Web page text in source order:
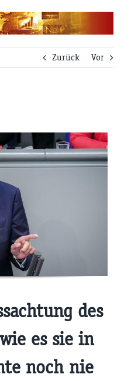
Zurück
Vor
des
es sie in
noch nie